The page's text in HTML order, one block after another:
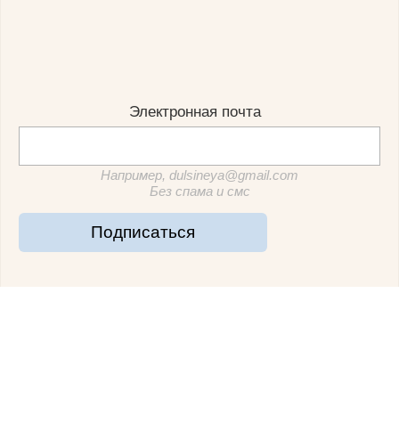
Электронная почта
Например, dulsineya@gmail.com
Без спама и смс
Подписаться